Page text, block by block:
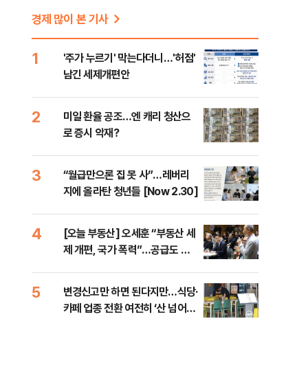
경제 많이 본 기사
1
'주가 누르기' 막는다더니…'허점'
남긴 세제개편안
2
미일 환율 공조…엔 캐리 청산으
로 증시 악재?
3
“월급만으론 집 못 사”…레버리
지에 올라탄 청년들 [Now 2.30]
4
[오늘 부동산] 오세훈 “부동산 세
제 개편, 국가 폭력”…공급도 정
5
변경신고만 하면 된다지만…식당·
카페 업종 전환 여전히 ‘산 넘어